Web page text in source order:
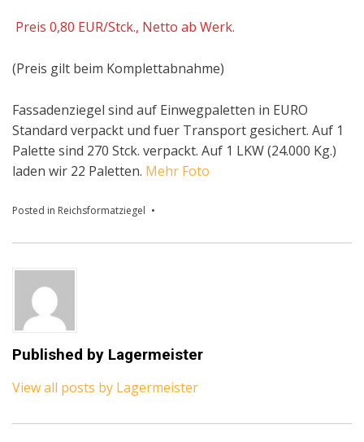
Preis 0,80 EUR/Stck., Netto ab Werk.
(Preis gilt beim Komplettabnahme)
Fassadenziegel sind auf Einwegpaletten in EURO
Standard verpackt und fuer Transport gesichert. Auf 1
Palette sind 270 Stck. verpackt. Auf 1 LKW (24.000 Kg.)
laden wir 22 Paletten. Mehr Foto
Posted in Reichsformatziegel
Published by Lagermeister
View all posts by Lagermeister